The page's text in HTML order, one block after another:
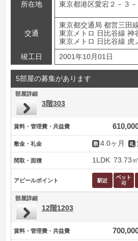
所在地 東京都港区愛宕２－３－
交通
東京都交通局 都営三田
東京メトロ 日比谷線 神
東京メトロ 日比谷線 虎
竣工日
2001年10月01日
5部屋の募集があります
部屋詳細
3階303
賃料・管理費・共益費
敷金・礼金 4.0ヶ月
間取・面積 1LDK 73.73㎡
アピールポイント
部屋詳細
12階1203
賃料・管理費・共益費